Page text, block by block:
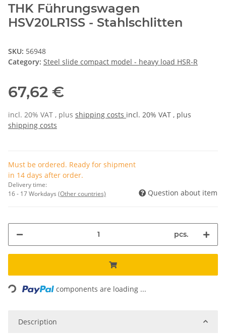
THK Führungswagen
HSV20LR1SS - Stahlschlitten
SKU: 56948
Category: Steel slide compact model - heavy load HSR-R
67,62 €
incl. 20% VAT , plus shipping costs incl. 20% VAT , plus
shipping costs
Must be ordered. Ready for shipment
in 14 days after order.
Delivery time:
16 - 17 Workdays (Other countries) Question about item
pcs.
Loading... components are loading ...
Description